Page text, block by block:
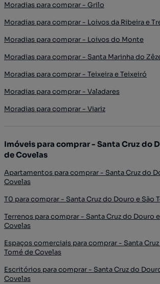
Moradias para comprar - Grilo
Moradias para comprar - Loivos da Ribeira e
Moradias para comprar - Loivos do Monte
Moradias para comprar - Santa Marinha do
Moradias para comprar - Teixeira e Teixeiró
Moradias para comprar - Valadares
Moradias para comprar - Viariz
Imóveis para comprar - Santa Cruz do
de Covelas
Apartamentos para comprar - Santa Cruz do
Covelas
T0 para comprar - Santa Cruz do Douro e São
Terrenos para comprar - Santa Cruz do Douro
Covelas
Espaços comerciais para comprar - Santa
Tomé de Covelas
Escritórios para comprar - Santa Cruz do
Covelas